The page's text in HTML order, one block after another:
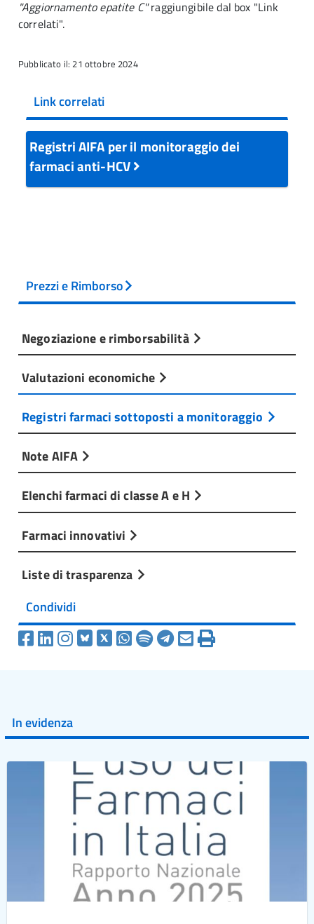
"Aggiornamento epatite C" raggiungibile dal box "Link
correlati".
Pubblicato il: 21 ottobre 2024
Link correlati
Registri AIFA per il monitoraggio dei
farmaci anti-HCV
Prezzi e Rimborso
Negoziazione e rimborsabilità
Valutazioni economiche
Registri farmaci sottoposti a monitoraggio
Note AIFA
Elenchi farmaci di classe A e H
Farmaci innovativi
Liste di trasparenza
Condividi
In evidenza